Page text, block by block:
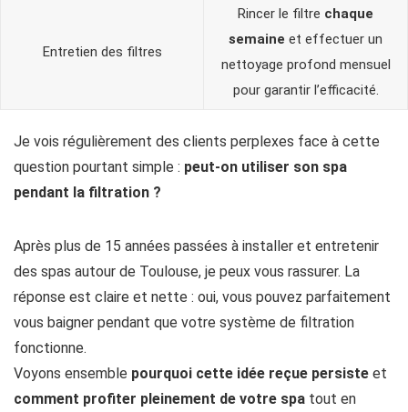
Entretien des filtres
Rincer le filtre chaque
semaine et effectuer un
nettoyage profond mensuel
pour garantir l’efficacité.
Je vois régulièrement des clients perplexes face à cette
question pourtant simple : peut-on utiliser son spa
pendant la filtration ?
Après plus de 15 années passées à installer et entretenir
des spas autour de Toulouse, je peux vous rassurer. La
réponse est claire et nette : oui, vous pouvez parfaitement
vous baigner pendant que votre système de filtration
fonctionne.
Voyons ensemble pourquoi cette idée reçue persiste et
comment profiter pleinement de votre spa tout en